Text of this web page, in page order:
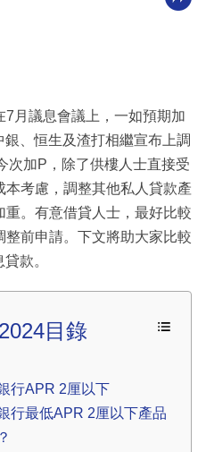
月議息會議上，一如預期加
、恒生及渣打相繼宣布上調
次加P，除了供樓人士直接受
考慮，調整其他私人貸款產
。有意借貸人士，最好比較
前申請。下文將助大家比較
款。
目錄
行APR 2厘以下
行最低APR 2厘以下產品